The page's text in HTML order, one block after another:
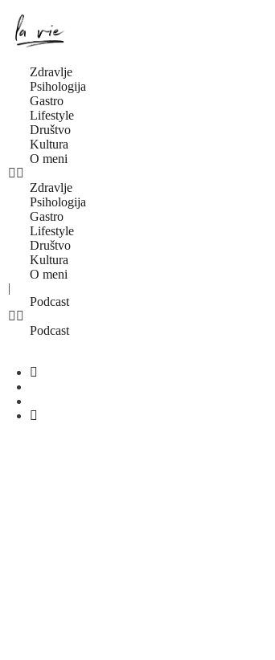
Zdravlje
Psihologija
Gastro
Lifestyle
Društvo
Kultura
O meni
Zdravlje
Psihologija
Gastro
Lifestyle
Društvo
Kultura
O meni
|
Podcast
Podcast